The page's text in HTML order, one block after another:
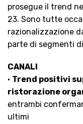
prosegue il trend
23. Sono tutte
razionalizzazione
parte di segmenti
CANALI
• Trend positivi
ristorazione
entrambi
ultimi